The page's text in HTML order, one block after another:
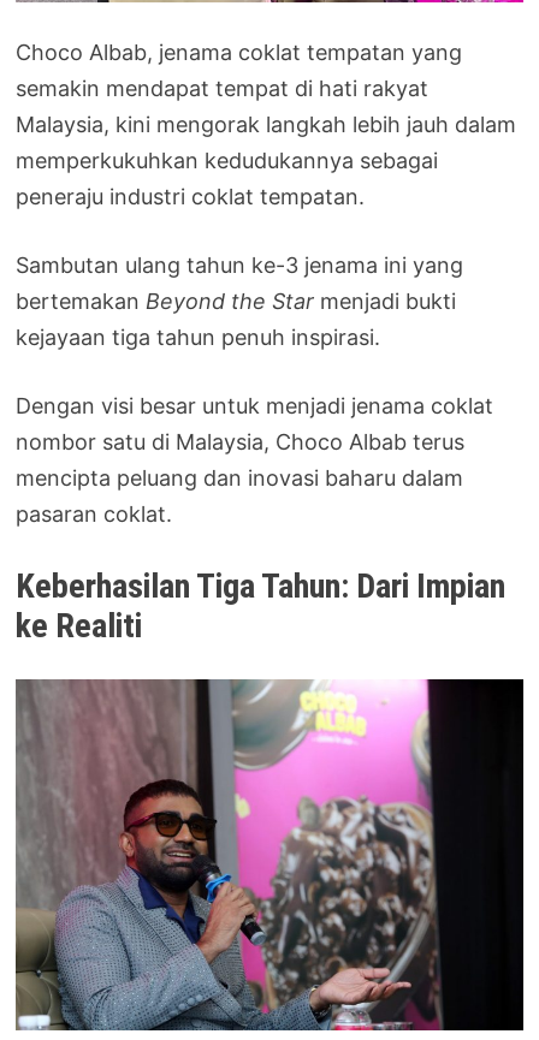
Choco Albab, jenama coklat tempatan yang
semakin mendapat tempat di hati rakyat
Malaysia, kini mengorak langkah lebih jauh dalam
memperkukuhkan kedudukannya sebagai
peneraju industri coklat tempatan.
Sambutan ulang tahun ke-3 jenama ini yang
bertemakan Beyond the Star menjadi bukti
kejayaan tiga tahun penuh inspirasi.
Dengan visi besar untuk menjadi jenama coklat
nombor satu di Malaysia, Choco Albab terus
mencipta peluang dan inovasi baharu dalam
pasaran coklat.
Keberhasilan Tiga Tahun: Dari Impian
ke Realiti